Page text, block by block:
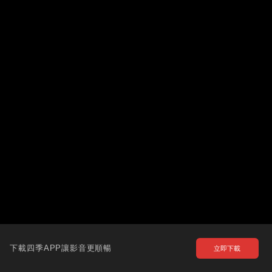
下載四季APP讓影音更順暢 立即下載